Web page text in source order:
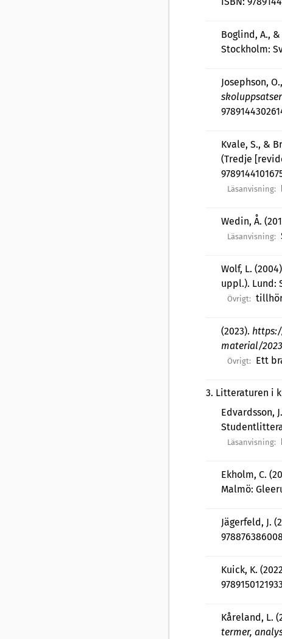
Boglind, A.,
Stockholm:
Josephson,
Kvale, S., &
(Tredje
Läsanvisning:
Wedin, Å.
Läsanvisning:
Wolf, L.
uppl.). Lund:
Övrigt:
(2023).
material/
Övrigt: Ett
3. Litteraturen i
Edvardsson,
Läsanvisning:
Ekholm, C.
Malmö:
Jägerfeld, J.
Kuick, K.
9789150121933
Kåreland, L.
termer,